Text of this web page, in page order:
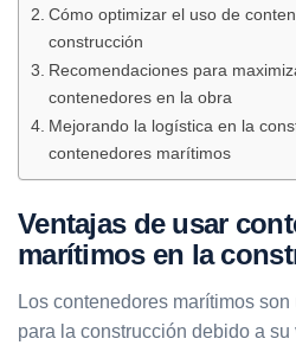
Cómo optimizar el uso de
construcción
Recomendaciones para
contenedores en la obra
Mejorando la logística en la
contenedores marítimos
Ventajas de usar
marítimos en la
Los contenedores marítimos
para la construcción debido a